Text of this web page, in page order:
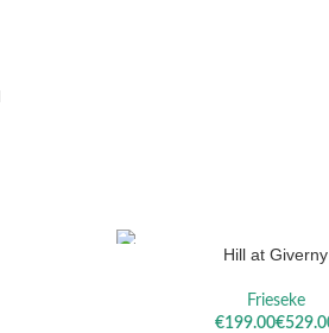
OPTIES SELECTERENHill at Giverny
Frieseke
€
€